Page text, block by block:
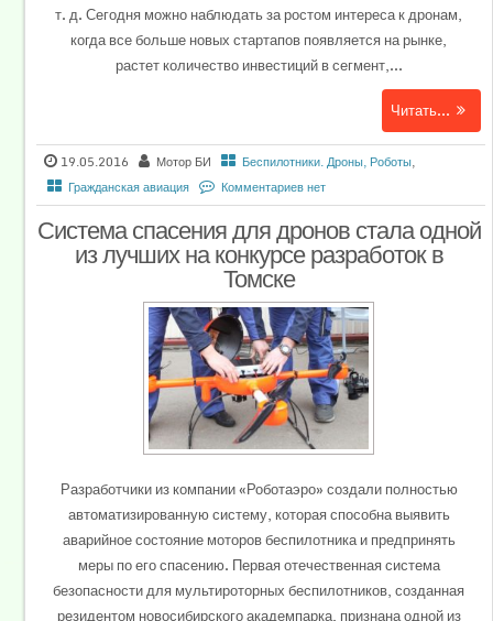
т. д. Сегодня можно наблюдать за ростом интереса к дронам,
когда все больше новых стартапов появляется на рынке,
растет количество инвестиций в сегмент,...
Читать...
19.05.2016 Мотор БИ Беспилотники. Дроны, Роботы,
Гражданская авиация
Комментариев нет
Система спасения для дронов стала одной
из лучших на конкурсе разработок в
Томске
Разработчики из компании «Роботаэро» создали полностью
автоматизированную систему, которая способна выявить
аварийное состояние моторов беспилотника и предпринять
меры по его спасению. Первая отечественная система
безопасности для мультироторных беспилотников, созданная
резидентом новосибирского академпарка, признана одной из